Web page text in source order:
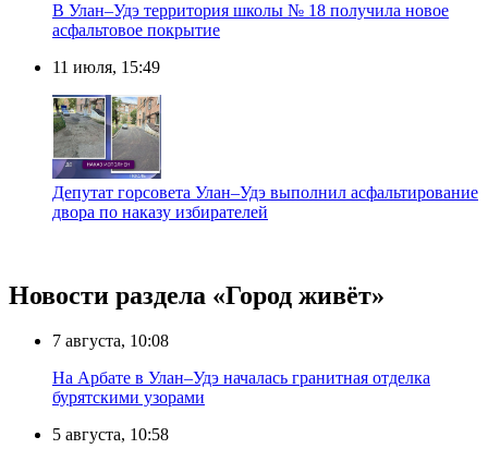
В Улан–Удэ территория школы № 18 получила новое
асфальтовое покрытие
11 июля, 15:49
Депутат горсовета Улан–Удэ выполнил асфальтирование
двора по наказу избирателей
Новости раздела «Город живёт»
7 августа, 10:08
На Арбате в Улан–Удэ началась гранитная отделка
бурятскими узорами
5 августа, 10:58